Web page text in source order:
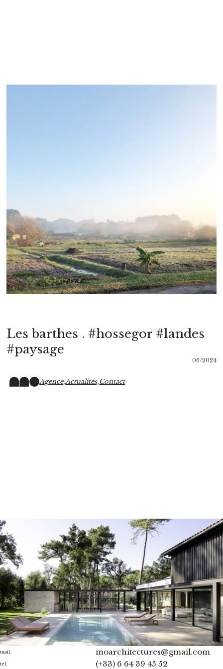
Les barthes . #hossegor #landes
#paysage
06/2024
mail. moarchitectures@gmail.com
tel. (+33) 6 64 39 45 52
Agence,Actualités,Contact